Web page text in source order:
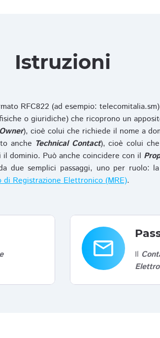
Istruzioni
RFC822 (ad esempio:
o giuridiche) che ricoprono un
Owner), cioè colui che richiede il nome a
anche Technical Contact), cioè colui
dominio. Può anche coincidere con il
due semplici passaggi, uno per ruolo:
di Registrazione Elettronico (MRE).
email Il